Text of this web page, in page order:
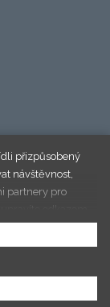
a dveří.
přizpůsobený
návštěvnost,
partnery pro
webu.
ochrany osobních
cookies?